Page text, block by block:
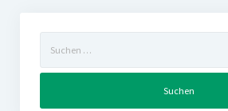
nach: